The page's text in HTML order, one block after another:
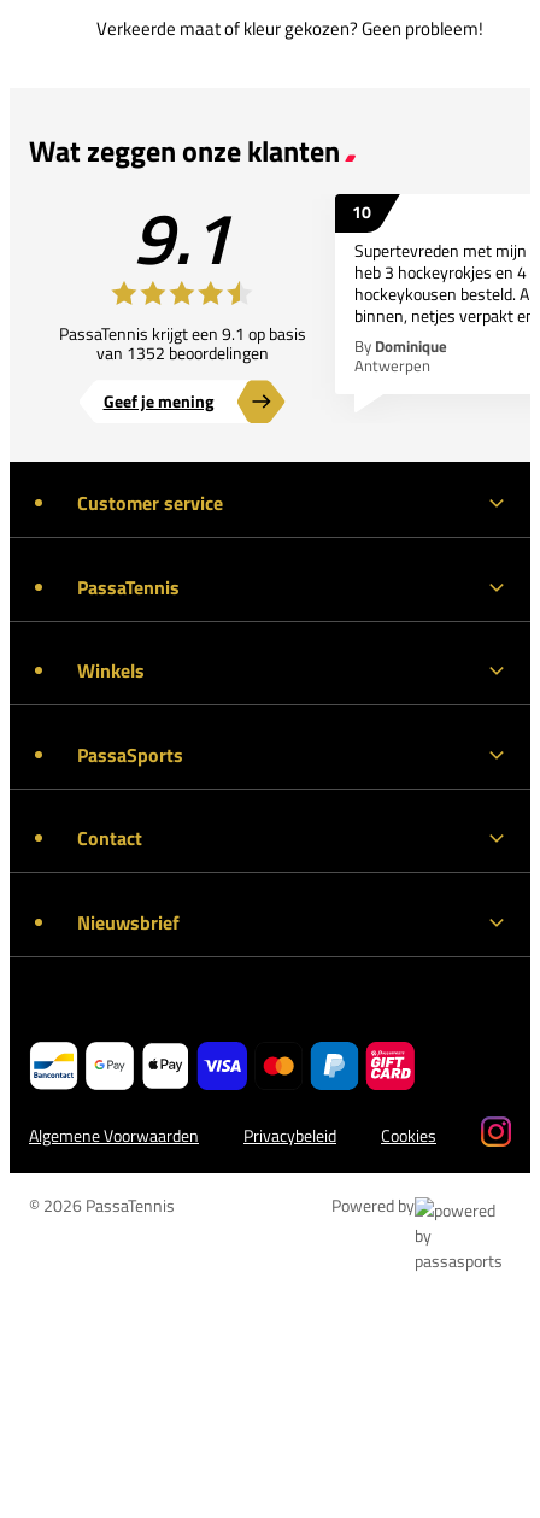
Verkeerde maat of kleur gekozen? Geen probleem!
Wat zeggen onze klanten
9.1
PassaTennis krijgt een 9.1 op basis
van 1352 beoordelingen
Geef je mening
10
Supertevreden met mijn
heb 3 hockeyrokjes en 4
hockeykousen besteld.
binnen, netjes verpakt
By Dominique
Antwerpen
Customer service
PassaTennis
Winkels
PassaSports
Contact
Nieuwsbrief
Algemene Voorwaarden Privacybeleid Cookies
© 2026 PassaTennis Powered by